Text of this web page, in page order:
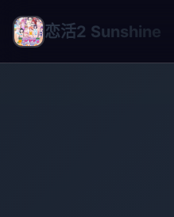
恋活2 Sunshine